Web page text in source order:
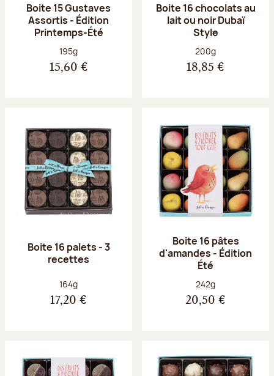
Boite 15 Gustaves
Assortis - Édition
Printemps-Été
Poids net :
195g
15,60 €
Boite 16 chocolats au
lait ou noir Dubaï
Style
Poids net :
200g
18,85 €
Boite 16 palets - 3
recettes
Poids net :
164g
17,20 €
Boite 16 pâtes
d'amandes - Édition
Été
Poids net :
242g
20,50 €